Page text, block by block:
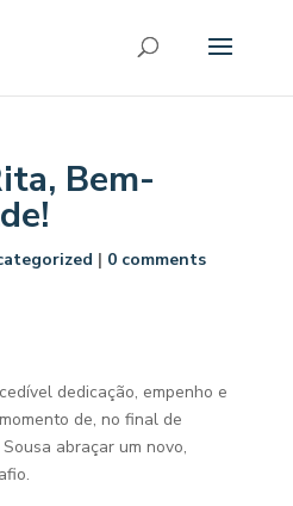
Bem-
| 0 comments
dedicação, empenho e
de, no final de
abraçar um novo,